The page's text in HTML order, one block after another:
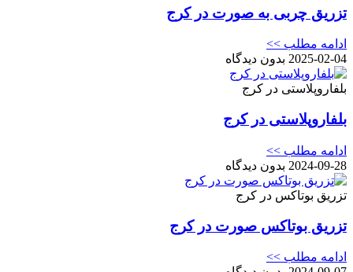
تزریق چربی به صورت در کرج
ادامه مطلب >>
2025-02-04 بدون دیدگاه
بلفاروپلاستی در کرج
بلفاروپلاستی در کرج
ادامه مطلب >>
2024-09-28 بدون دیدگاه
تزریق بوتاکس در کرج
تزریق بوتاکس صورت در کرج
ادامه مطلب >>